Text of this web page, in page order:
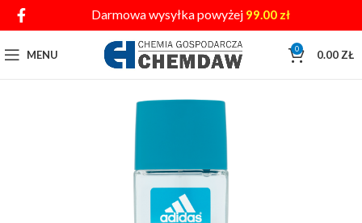
Darmowa wysyłka powyżej 99.00 zł
MENU 0 0.00 ZŁ